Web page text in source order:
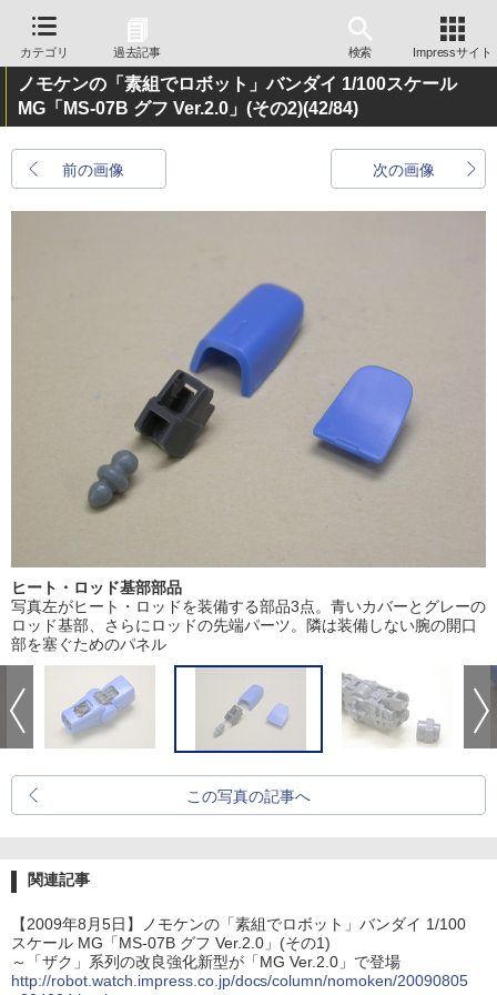
カテゴリ 過去記事 検索 Impressサイト
ノモケンの「素組でロボット」バンダイ 1/100スケール
MG「MS-07B グフ Ver.2.0」(その2)(42/84)
前の画像 次の画像
ヒート・ロッド基部部品
写真左がヒート・ロッドを装備する部品3点。青いカバーとグレーの
ロッド基部、さらにロッドの先端パーツ。隣は装備しない腕の開口
部を塞ぐためのパネル
この写真の記事へ
関連記事
【2009年8月5日】ノモケンの「素組でロボット」バンダイ 1/100
スケール MG「MS-07B グフ Ver.2.0」(その1)
～「ザク」系列の改良強化新型が「MG Ver.2.0」で登場
http://robot.watch.impress.co.jp/docs/column/nomoken/20090805